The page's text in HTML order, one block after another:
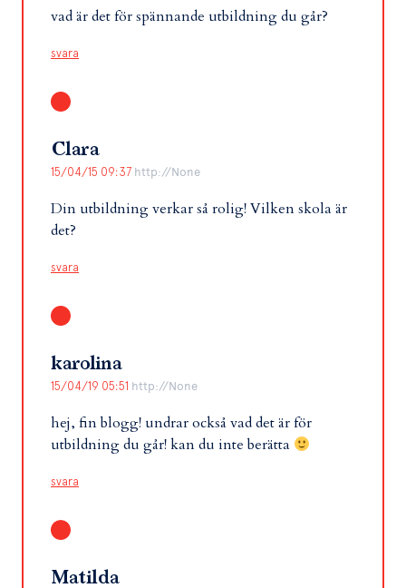
vad är det för spännande utbildning du går?
svara
Clara
15/04/15 09:37 http://None
Din utbildning verkar så rolig! Vilken skola är
det?
svara
karolina
15/04/19 05:51 http://None
hej, fin blogg! undrar också vad det är för
utbildning du går! kan du inte berätta
svara
Matilda